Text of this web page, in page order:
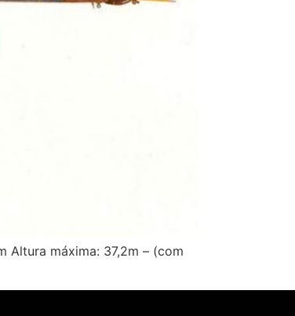
Altura máxima: 37,2m – (com